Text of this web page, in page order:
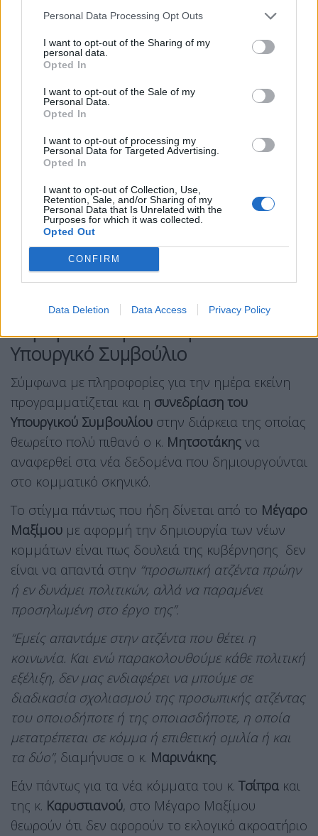
Personal Data Processing Opt Outs
I want to opt-out of the Sharing of my
personal data.
Opted In
I want to opt-out of the Sale of my
Personal Data.
Opted In
I want to opt-out of processing my
Personal Data for Targeted Advertising.
Opted In
I want to opt-out of Collection, Use,
Retention, Sale, and/or Sharing of my
Personal Data that Is Unrelated with the
Purposes for which it was collected.
Opted Out
CONFIRM
Data Deletion Data Access Privacy Policy
Αγεφύρωτο το χάσμα με Σαμαρά
πρώην πρωθυπουργού, Αντώνη
Σαμαρά
, ο οποίος
άσκησε από το βήμα της Βουλής την πιο σκληρή,
ίσως, έως τώρα κριτική στην κυβέρνηση, ήρθε να
επιβεβαιώσει πως το ρήγμα της γαλάζιας ηγεσίας
με τον πρώην πρωθυπουργό παραμένει
αγεφύρωτο.
Και όλοι αναμένουν πλέον και την δική του τελική
απόφαση για το εάν θα δημιουργήσει νέο κόμμα
συμπληρώνοντας το σκηνικό της εν εξελίξει
αναδιάταξης στο πολιτικό σκηνικό που ξεκίνησε
με το κόμμα της Μαρίας
συνεχιστεί την προσεχή Τρίτη με την ανακοίνωση
κόμματος από τον Αλέξη
Τσίπρα
Μηνύματα Μητσοτάκη στο
Υπουργικό Συμβούλιο
Σύμφωνα με πληροφορίες για την ημέρα εκείνη
προγραμματίζεται και η συνεδρίαση του
Υπουργικού Συμβουλίου στην διάρκεια της οποίας
θεωρείτο πολύ πιθανό ο κ. Μητσοτάκης να
αναφερθεί στα νέα δεδομένα που δημιουργούνται
στο κομματικό σκηνικό.
Το στίγμα πάντως που ήδη δίνεται από το Μέγαρο
Μαξίμου με αφορμή την δημιουργία των νέων
κομμάτων είναι πως δουλειά της κυβέρνησης δεν
είναι να απαντά στην “προσωπική ατζέντα πρώην
ή εν δυνάμει πολιτικών, αλλά να παραμένει
προσηλωμένη στο έργο της”.
“Εμείς απαντάμε στην ατζέντα που θέτει η
κοινωνία. Και ενώ παρακολουθούμε κάθε πολιτική
εξέλιξη, δεν μας ενδιαφέρει να μπούμε σε
διαδικασία σχολιασμού της προσωπικής ατζέντας
του οποιοδήποτε ή της οποιασδήποτε, η οποία
μετατρέπεται σε κόμμα ή επιθετική ομιλία ή και
τα δύο”, διαμήνυσε ο κ. Μαρινάκης.
Εάν πάντως για τα νέα κόμματα του κ. Τσίπρα και
της κ. Καρυστιανού, στο Μέγαρο Μαξίμου
θεωρούν ότι δεν αφορούν το εκλογικό ακροατήριο